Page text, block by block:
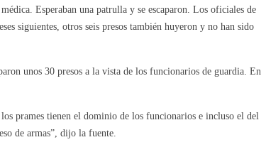
Esperaban una patrulla y se escaparon. Los oficiales de
siguientes, otros seis presos también huyeron y no han sido
unos 30 presos a la vista de los funcionarios de guardia. En
prames tienen el dominio de los funcionarios e incluso el del
de armas”, dijo la fuente.